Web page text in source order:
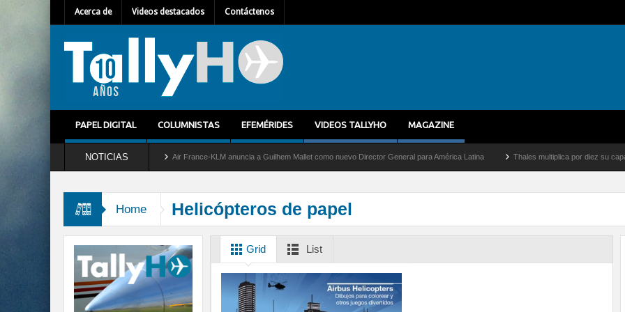
Acerca de Videos destacados Contáctenos
PAPEL DIGITAL COLUMNISTAS EFEMÉRIDES VIDEOS TALLYHO MAGAZINE
NOTICIAS
del servicio al C-2 Greyhound Air France-KLM anuncia a Guilhem Mallet como nuevo Director General para América Latina Thales multiplica por diez su capacidad
Home Helicópteros de papel
Grid List